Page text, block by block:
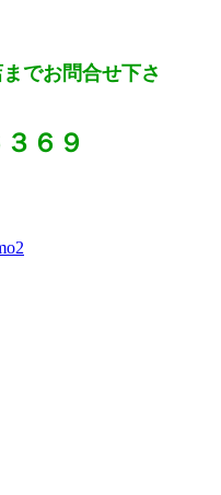
でお問合せ下さ
６９